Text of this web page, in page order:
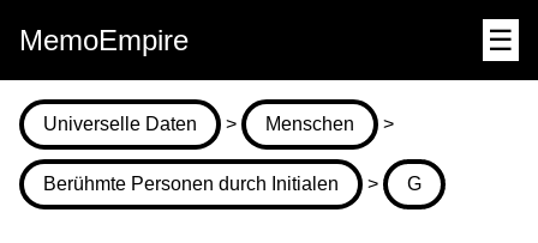
MemoEmpire ☰
Universelle Daten > Menschen >
Berühmte Personen durch Initialen > G